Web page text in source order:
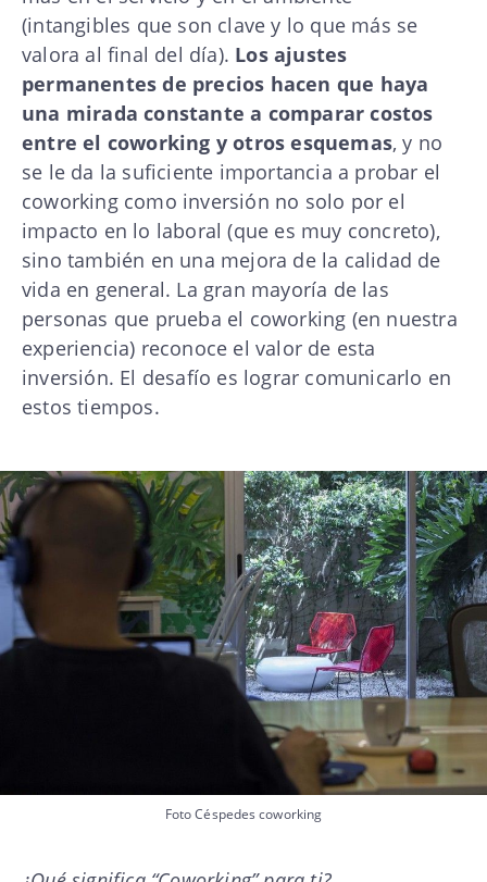
(intangibles que son clave y lo que más se
valora al final del día). Los ajustes
permanentes de precios hacen que haya
una mirada constante a comparar costos
entre el coworking y otros esquemas, y no
se le da la suficiente importancia a probar el
coworking como inversión no solo por el
impacto en lo laboral (que es muy concreto),
sino también en una mejora de la calidad de
vida en general. La gran mayoría de las
personas que prueba el coworking (en nuestra
experiencia) reconoce el valor de esta
inversión. El desafío es lograr comunicarlo en
estos tiempos.
Foto Céspedes coworking